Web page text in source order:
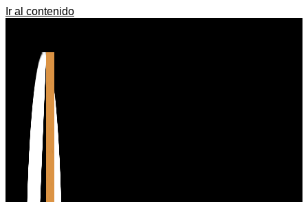
Ir al contenido